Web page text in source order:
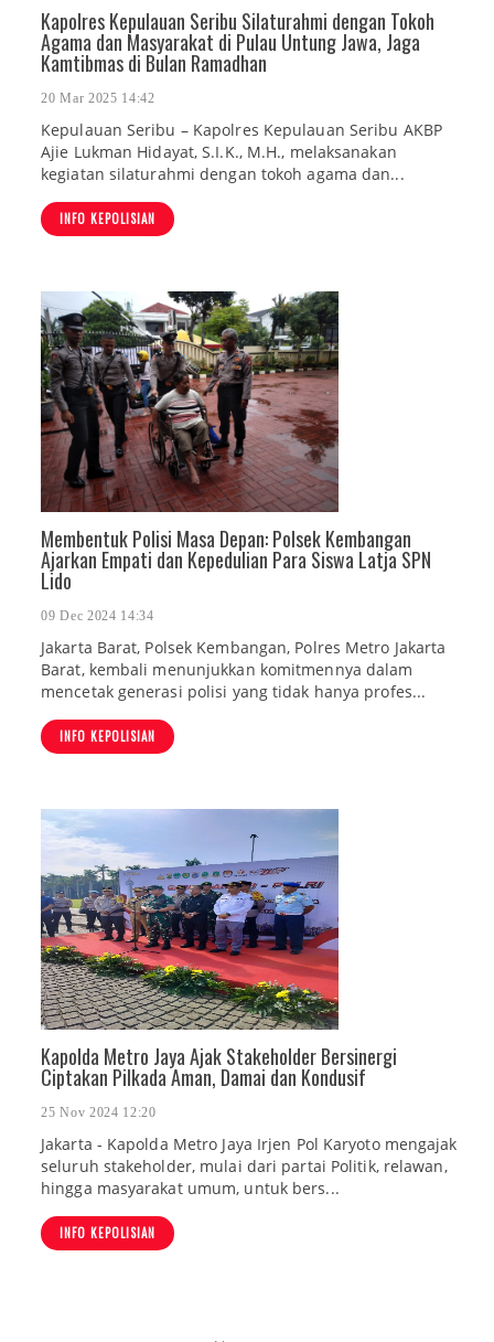
Kapolres Kepulauan Seribu Silaturahmi dengan Tokoh
Agama dan Masyarakat di Pulau Untung Jawa, Jaga
Kamtibmas di Bulan Ramadhan
20 Mar 2025 14:42
Kepulauan Seribu – Kapolres Kepulauan Seribu AKBP
Ajie Lukman Hidayat, S.I.K., M.H., melaksanakan
kegiatan silaturahmi dengan tokoh agama dan...
INFO KEPOLISIAN
Membentuk Polisi Masa Depan: Polsek Kembangan
Ajarkan Empati dan Kepedulian Para Siswa Latja SPN
Lido
09 Dec 2024 14:34
Jakarta Barat, Polsek Kembangan, Polres Metro Jakarta
Barat, kembali menunjukkan komitmennya dalam
mencetak generasi polisi yang tidak hanya profes...
INFO KEPOLISIAN
Kapolda Metro Jaya Ajak Stakeholder Bersinergi
Ciptakan Pilkada Aman, Damai dan Kondusif
25 Nov 2024 12:20
Jakarta - Kapolda Metro Jaya Irjen Pol Karyoto mengajak
seluruh stakeholder, mulai dari partai Politik, relawan,
hingga masyarakat umum, untuk bers...
INFO KEPOLISIAN